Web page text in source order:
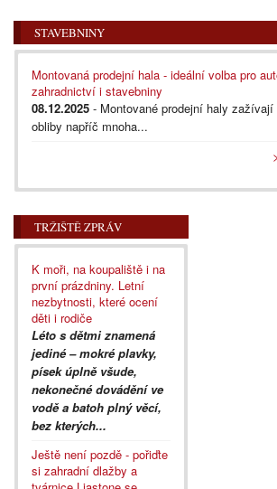
STAVEBNINY
Montovaná prodejní hala - ideální volba pro
zahradnictví i stavebniny
08.12.2025 - Montované prodejní haly
obliby napříč mnoha...
TRŽIŠTĚ ZPRÁV
K moři, na koupaliště i na
první prázdniny. Letní
nezbytnosti, které ocení
děti i rodiče
Léto s dětmi znamená
jediné – mokré plavky,
písek úplně všude,
nekonečné dovádění ve
vodě a batoh plný věcí,
bez kterých...
Ještě není pozdě - pořiďte
si zahradní dlažby a